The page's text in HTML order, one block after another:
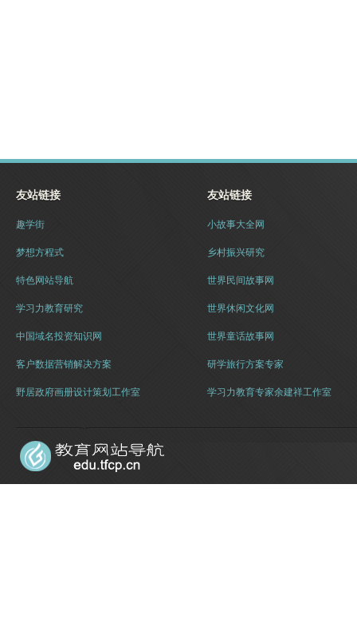
友站链接
趣学街
梦想方程式
特色网站导航
学习力教育研究
中国域名投资知识网
客户数据营销解决方案
野居政府画册设计策划工作室
友站链接
小故事大全网
乡村振兴研究
世界民间故事网
世界休闲文化网
世界童话故事网
研学旅行方案专家
学习力教育专家余建祥工作室